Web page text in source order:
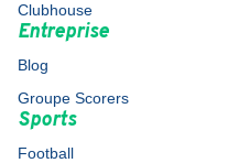
Clubhouse
Entreprise
Blog
Groupe Scorers
Sports
Football